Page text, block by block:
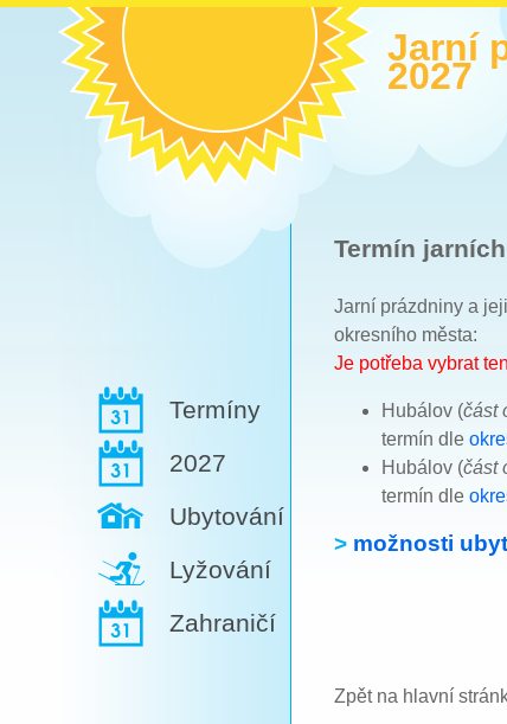
Jarní
2027
Termíny
2027
Ubytování
Lyžování
Zahraničí
Termín
Jarní prázdniny a
okresního města:
Je potřeba vybrat
Hubálov (část
termín dle
Hubálov (část
termín dle
> možnosti
Zpět na hlavní